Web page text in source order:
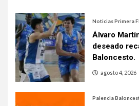
Noticias Primera
Álvaro
deseado
Baloncesto.
agosto 4, 2026
Palencia